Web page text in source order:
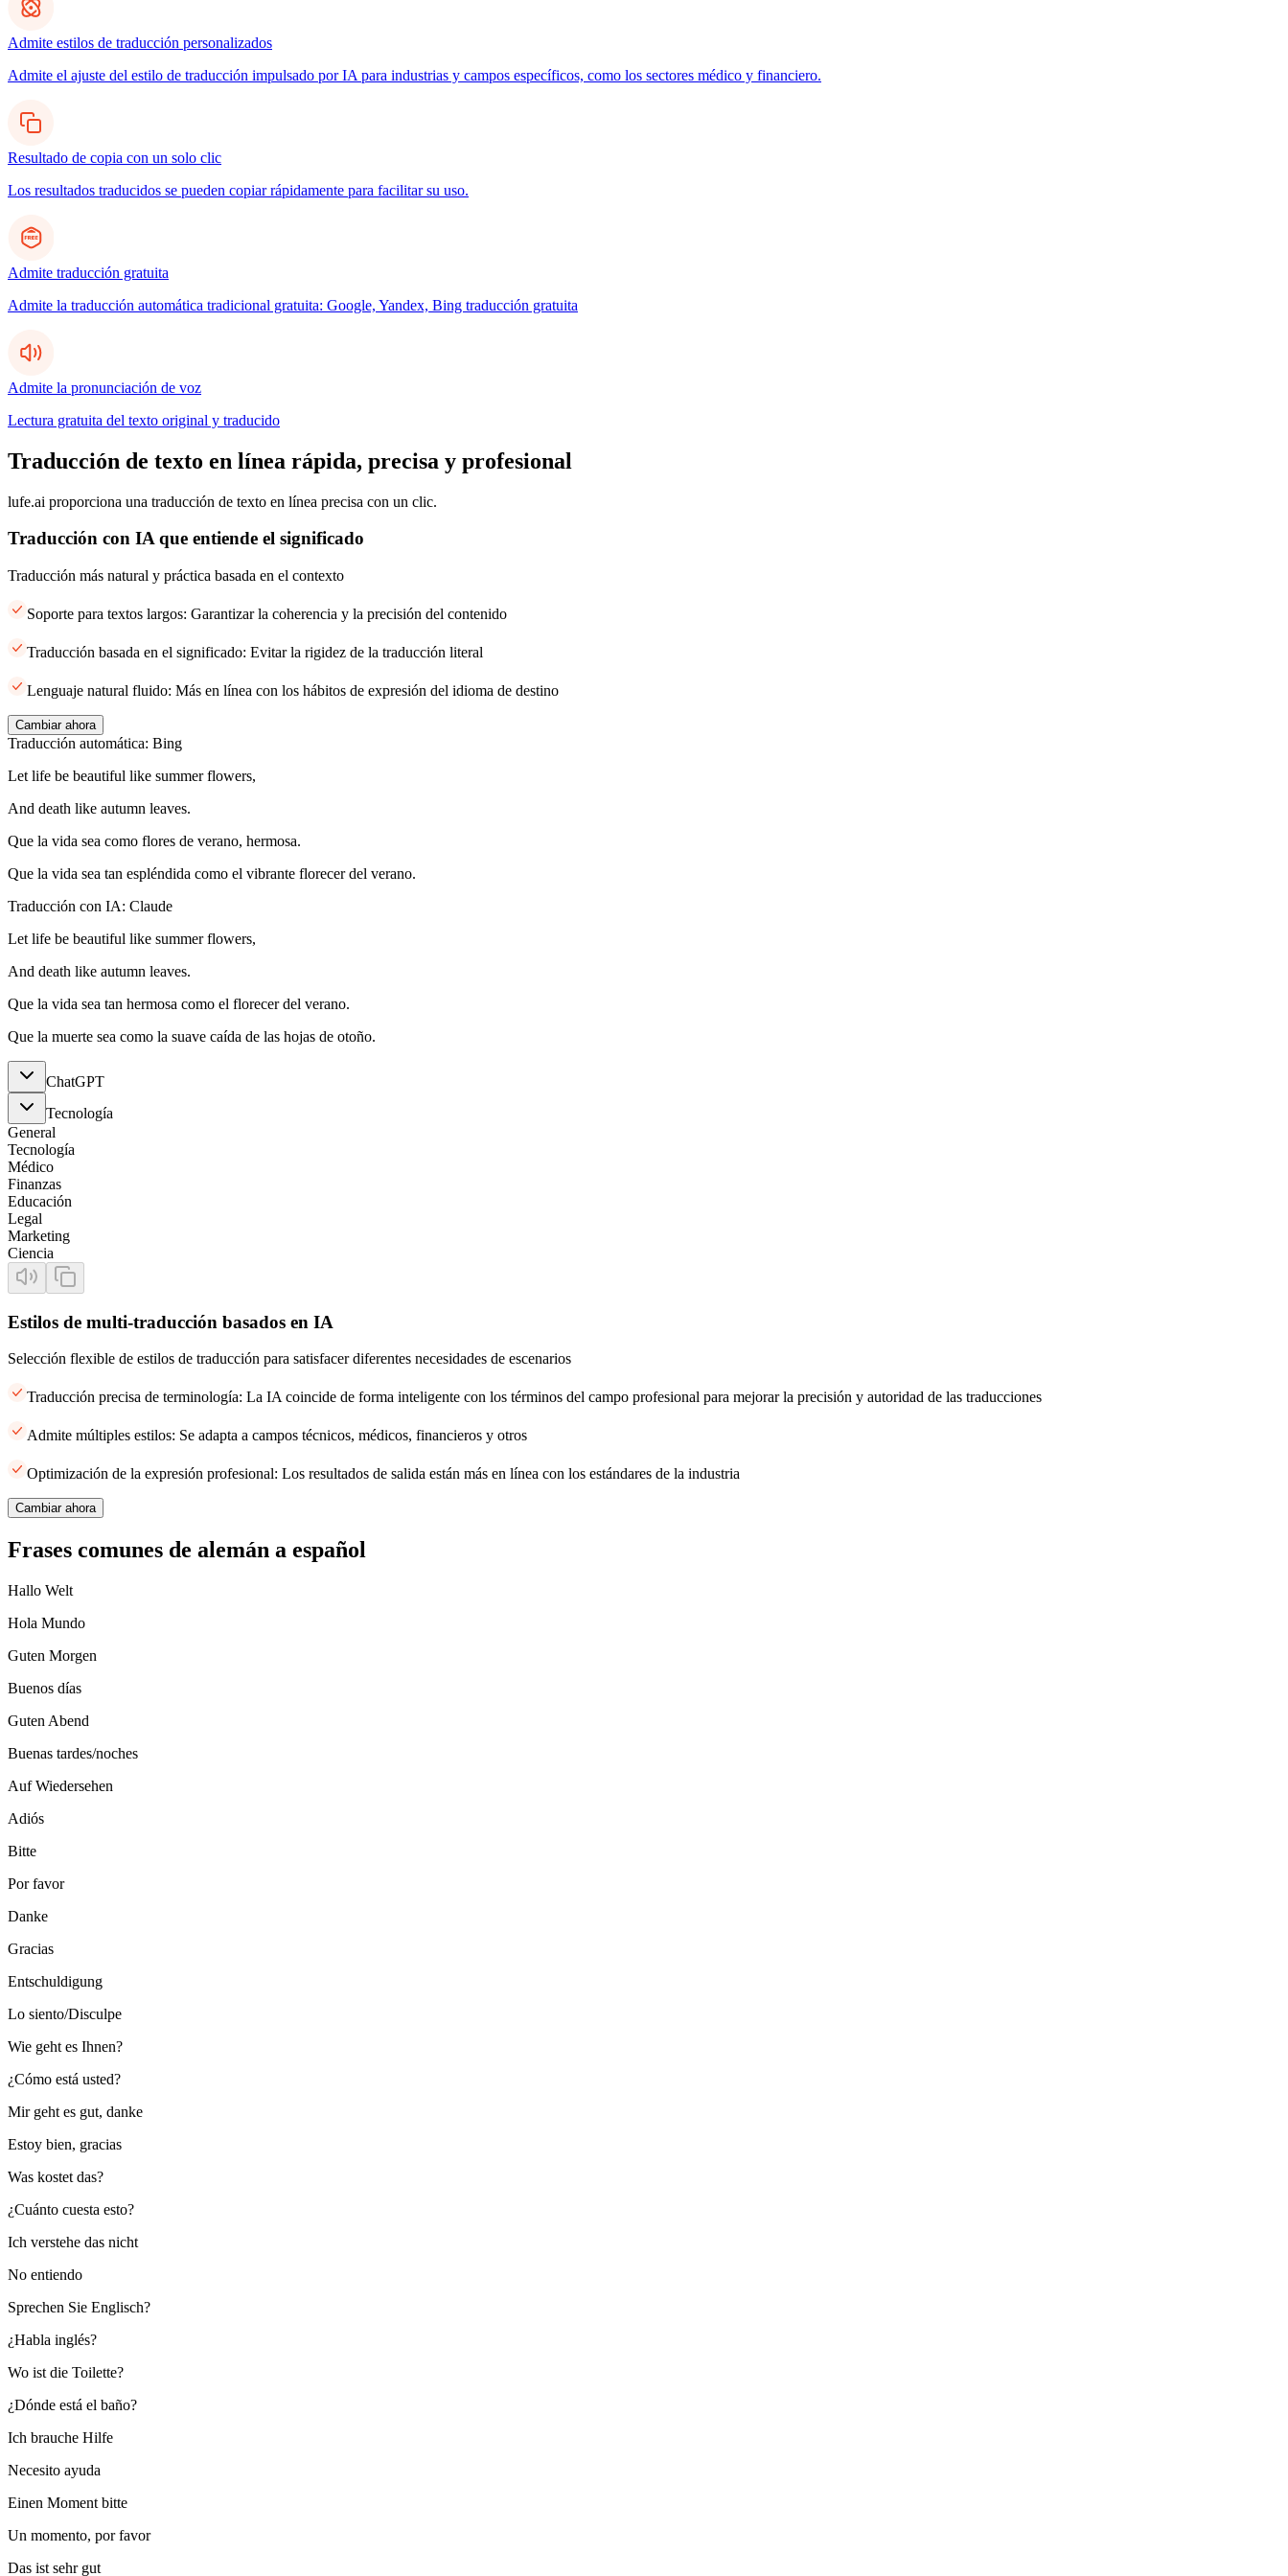
Admite estilos de traducción personalizados
Admite el ajuste del estilo de traducción impulsado por IA para industrias y campos específicos, como los sectores médico y financiero.
Resultado de copia con un solo clic
Los resultados traducidos se pueden copiar rápidamente para facilitar su uso.
Admite traducción gratuita
Admite la traducción automática tradicional gratuita: Google, Yandex, Bing traducción gratuita
Admite la pronunciación de voz
Lectura gratuita del texto original y traducido
Traducción de texto en línea rápida, precisa y profesional
lufe.ai proporciona una traducción de texto en línea precisa con un clic.
Traducción con IA que entiende el significado
Traducción más natural y práctica basada en el contexto
Soporte para textos largos: Garantizar la coherencia y la precisión del contenido
Traducción basada en el significado: Evitar la rigidez de la traducción literal
Lenguaje natural fluido: Más en línea con los hábitos de expresión del idioma de destino
Cambiar ahora
Traducción automática: Bing
Let life be beautiful like summer flowers,
And death like autumn leaves.
Que la vida sea como flores de verano, hermosa.
Que la vida sea tan espléndida como el vibrante florecer del verano.
Traducción con IA: Claude
Let life be beautiful like summer flowers,
And death like autumn leaves.
Que la vida sea tan hermosa como el florecer del verano.
Que la muerte sea como la suave caída de las hojas de otoño.
ChatGPT
Tecnología
General
Tecnología
Médico
Finanzas
Educación
Legal
Marketing
Ciencia
Estilos de multi-traducción basados en IA
Selección flexible de estilos de traducción para satisfacer diferentes necesidades de escenarios
Traducción precisa de terminología: La IA coincide de forma inteligente con los términos del campo profesional para mejorar la precisión y autoridad de las traducciones
Admite múltiples estilos: Se adapta a campos técnicos, médicos, financieros y otros
Optimización de la expresión profesional: Los resultados de salida están más en línea con los estándares de la industria
Cambiar ahora
Frases comunes de alemán a español
Hallo Welt
Hola Mundo
Guten Morgen
Buenos días
Guten Abend
Buenas tardes/noches
Auf Wiedersehen
Adiós
Bitte
Por favor
Danke
Gracias
Entschuldigung
Lo siento/Disculpe
Wie geht es Ihnen?
¿Cómo está usted?
Mir geht es gut, danke
Estoy bien, gracias
Was kostet das?
¿Cuánto cuesta esto?
Ich verstehe das nicht
No entiendo
Sprechen Sie Englisch?
¿Habla inglés?
Wo ist die Toilette?
¿Dónde está el baño?
Ich brauche Hilfe
Necesito ayuda
Einen Moment bitte
Un momento, por favor
Das ist sehr gut